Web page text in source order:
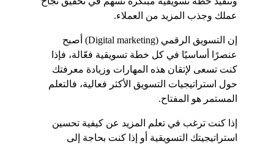
عملك وجذب المزيد من العملاء.
إن التسويق الرقمي (Digital marketing) أصبح
عنصرًا أساسيًا في كل خطة تسويقية فعّالة، فإذا
كنت تسعى لإتقان هذه المهارات وزيادة معرفتك
حول استراتيجيات التسويق الأكثر فعالية، فالتعلم
المستمر هو المفتاح.
إذا كنت ترغب في تعلم المزيد عن كيفية تحسين
استراتيجيتك التسويقية أو إذا كنت بحاجة إلى